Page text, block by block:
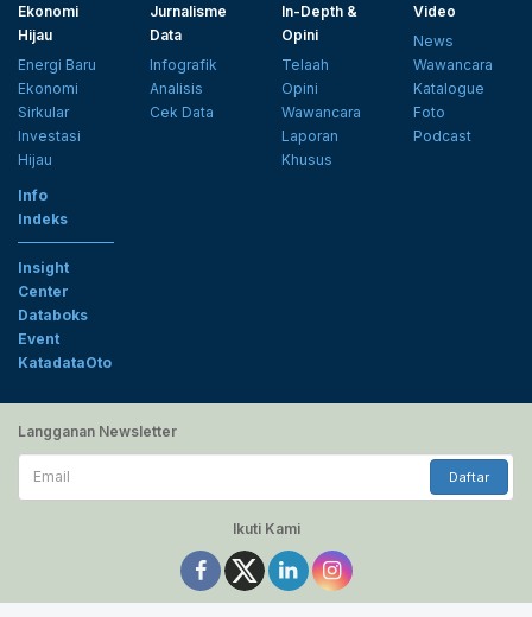
Ekonomi
Hijau
Energi Baru
Ekonomi
Sirkular
Investasi
Hijau
Jurnalisme
Data
Infografik
Analisis
Cek Data
In-Depth &
Opini
Telaah
Opini
Wawancara
Laporan
Khusus
Video
News
Wawancara
Katalogue
Foto
Podcast
Info
Indeks
Insight
Center
Databoks
Event
KatadataOto
Langganan Newsletter
Email
Daftar
Ikuti Kami